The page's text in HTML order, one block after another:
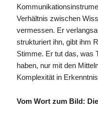
Verhältnis zwischen
vermessen. Er
strukturiert ihn, gibt ihm
Stimme. Er tut das, was
haben, nur mit den
Komplexität in
Vom Wort zum Bild: